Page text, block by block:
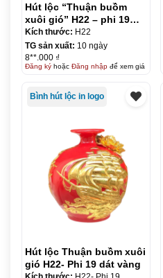
Hút lộc “Thuận buồm
xuôi gió” H22 – phi 19
men rạn dát vàng
Kích thước: H22
TG sản xuất: 10 ngày
8**.000 ₫
Đăng kýhoặc Đăng nhậpđể xem giá
Bình hút lộc in logo
Hút lộc Thuận buồm xuôi
gió H22- Phi 19 dát vàng